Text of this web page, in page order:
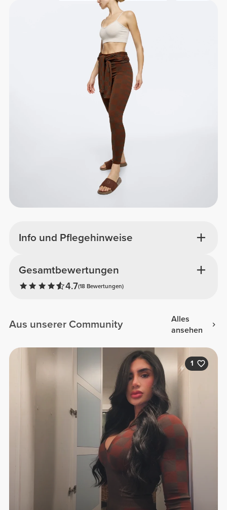
Info und Pflegehinweise
Gesamtbewertungen
4.7(18 Bewertungen)
Aus unserer Community
Alles
ansehen
1